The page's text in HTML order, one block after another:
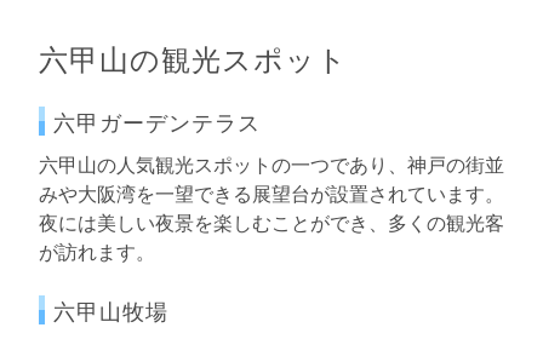
六甲山の観光スポット
六甲ガーデンテラス
六甲山の人気観光スポットの一つであり、神戸の街並
みや大阪湾を一望できる展望台が設置されています。
夜には美しい夜景を楽しむことができ、多くの観光客
が訪れます。
六甲山牧場